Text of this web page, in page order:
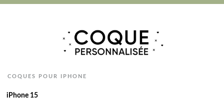
COQUES POUR IPHONE
iPhone 15